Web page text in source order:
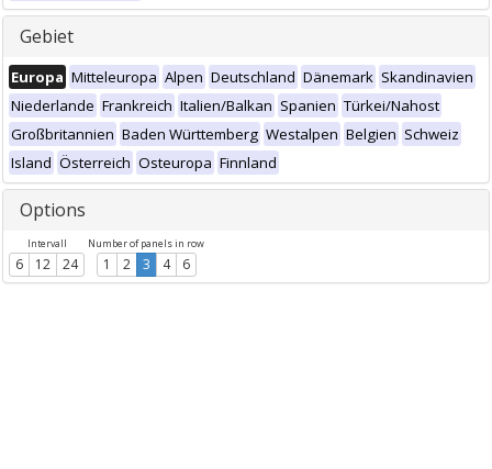
Gebiet
Europa Mitteleuropa Alpen Deutschland Dänemark Skandinavien
Niederlande Frankreich Italien/Balkan Spanien Türkei/Nahost
Großbritannien Baden Württemberg Westalpen Belgien Schweiz
Island Österreich Osteuropa Finnland
Options
Intervall
6 12 24
Number of panels in row
1 2 3 4 6